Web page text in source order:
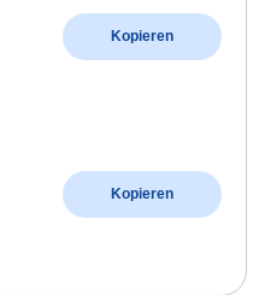
Kopieren
Kopieren